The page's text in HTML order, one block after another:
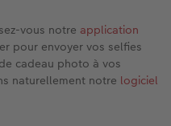
vous notre application
pour envoyer vos selfies
cadeau photo à vos
naturellement notre logiciel